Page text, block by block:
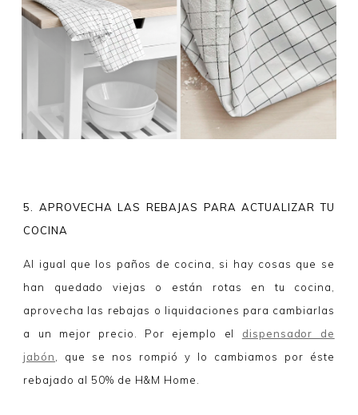
5. APROVECHA LAS REBAJAS PARA ACTUALIZAR TU
COCINA
Al igual que los paños de cocina, si hay cosas que se
han quedado viejas o están rotas en tu cocina,
aprovecha las rebajas o liquidaciones para cambiarlas
a un mejor precio. Por ejemplo el dispensador de
jabón
, que se nos rompió y lo cambiamos por éste
rebajado al 50% de H&M Home.